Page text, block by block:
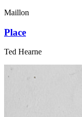
Maillon
Place
Ted Hearne